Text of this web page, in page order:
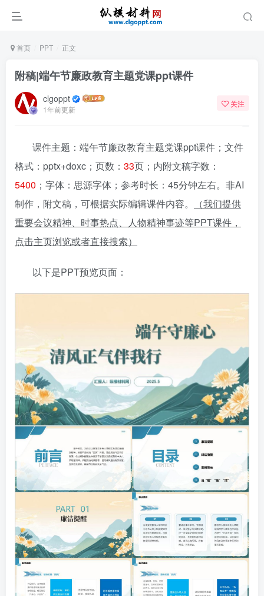
首页 PPT 正文
附稿|端午节廉政教育主题党课ppt课件
clgoppt
1年前更新
关注
课件主题：端午节廉政教育主题党课ppt课件；文件
格式：pptx+doxc；页数： 33页；内附文稿字数：
5400 ；字体：思源字体；参考时长：45分钟左右。非AI
制作，附文稿，可根据实际编辑课件内容。
（我们提供
重要会议精神、时事热点、人物精神事迹等PPT课件，
点击主页浏览或者直接搜索）
以下是PPT预览页面：